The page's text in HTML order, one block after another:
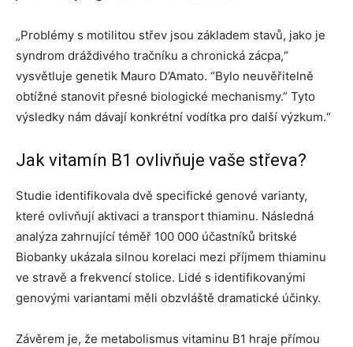
„Problémy s motilitou střev jsou základem stavů, jako je
syndrom dráždivého tračníku a chronická zácpa,“
vysvětluje genetik Mauro D’Amato. “Bylo neuvěřitelně
obtížné stanovit přesné biologické mechanismy.” Tyto
výsledky nám dávají konkrétní vodítka pro další výzkum.“
Jak vitamín B1 ovlivňuje vaše střeva?
Studie identifikovala dvě specifické genové varianty,
které ovlivňují aktivaci a transport thiaminu. Následná
analýza zahrnující téměř 100 000 účastníků britské
Biobanky ukázala silnou korelaci mezi příjmem thiaminu
ve stravě a frekvencí stolice. Lidé s identifikovanými
genovými variantami měli obzvláště dramatické účinky.
Závěrem je, že metabolismus vitaminu B1 hraje přímou